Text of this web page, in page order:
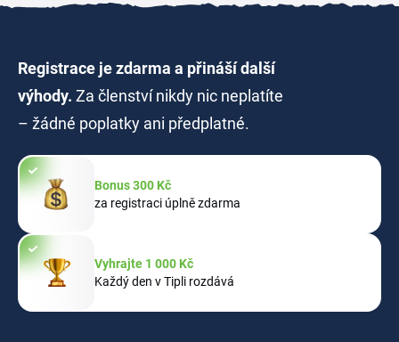
Registrace je zdarma a přináší další
výhody. Za členství nikdy nic neplatíte
– žádné poplatky ani předplatné.
Bonus 300 Kč
za registraci úplně zdarma
Vyhrajte 1 000 Kč
Každý den v Tipli rozdává